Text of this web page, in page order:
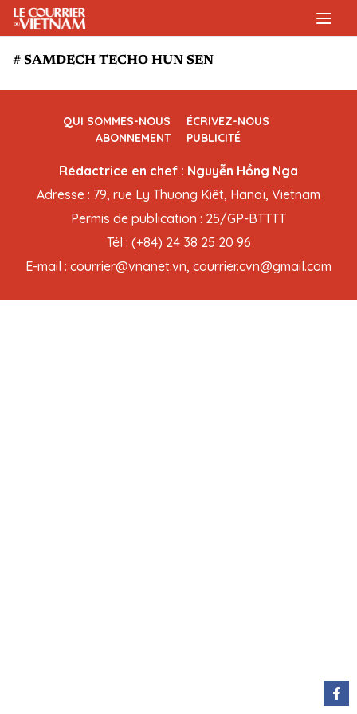
# SAMDECH TECHO HUN SEN
QUI SOMMES-NOUS
ÉCRIVEZ-NOUS
ABONNEMENT
PUBLICITÉ
Rédactrice en chef : Nguyễn Hồng Nga
Adresse : 79, rue Ly Thuong Kiêt, Hanoï, Vietnam
Permis de publication : 25/GP-BTTTT
Tél : (+84) 24 38 25 20 96
E-mail : courrier@vnanet.vn, courrier.cvn@gmail.com